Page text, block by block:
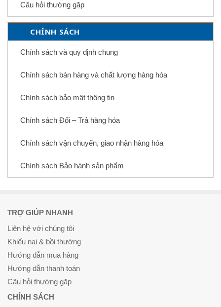
Câu hỏi thường gặp
CHÍNH SÁCH
Chính sách và quy định chung
Chính sách bán hàng và chất lượng hàng hóa
Chính sách bảo mật thông tin
Chính sách Đổi – Trả hàng hóa
Chính sách vận chuyển, giao nhận hàng hóa
Chính sách Bảo hành sản phẩm
TRỢ GIÚP NHANH
Liên hệ với chúng tôi
Khiếu nại & bồi thường
Hướng dẫn mua hàng
Hướng dẫn thanh toán
Câu hỏi thường gặp
CHÍNH SÁCH